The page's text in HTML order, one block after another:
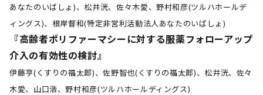
あなたのいばしょ)、松井洸、佐々木愛、野村和彦(ツルハホールデ
ィングス)、根岸督和(特定非営利活動法人あなたのいばしょ)
『高齢者ポリファーマシーに対する服薬フォローアップ
介入の有効性の検討』
伊藤亨(くすりの福太郎)、佐野智也(くすりの福太郎)、松井洸、佐々
木愛、山口浩、野村和彦(ツルハホールディングス)